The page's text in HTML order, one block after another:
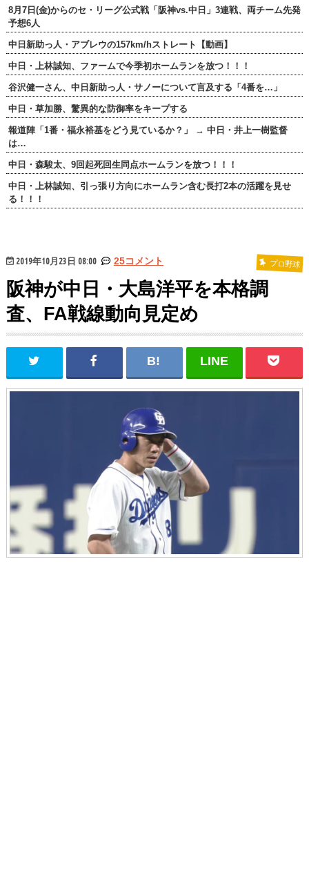
8月7日(金)からのセ・リーグ公式戦「阪神vs.中日」3連戦、両チーム先発
予想6人
中日新助っ人・アブレウの157km/hストレート【動画】
中日・上林誠知、ファームで今季初ホームランを放つ！！！
谷沢健一さん、中日新助っ人・サノーについて言及する「4番を…」
中日・草加勝、驚異的な防御率をキープする
報道陣「1番・福永裕基をどう見ているか？」 → 中日・井上一樹監督
は…
中日・森駿太、9回起死回生同点ホームランを放つ！！！
中日・上林誠知、引っ張り方向にホームラン含む長打2本の活躍を見せ
る！！！
2019年10月23日 08:00 25コメント プロ野球
阪神が中日・大島洋平を本格調
査、FA戦線動向見定め